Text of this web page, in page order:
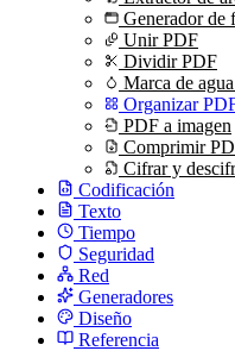
Generador de
Unir PDF
Dividir PDF
Marca de
Organizar
PDF a imagen
Comprimir
Cifrar y
Codificación
Texto
Tiempo
Seguridad
Red
Generadores
Diseño
Referencia